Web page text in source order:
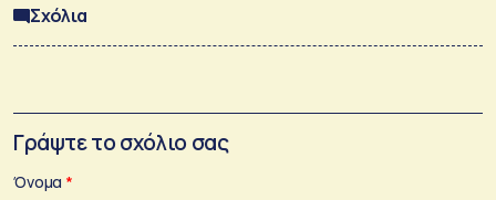
Σχόλια
Γράψτε το σχόλιο σας
Όνομα